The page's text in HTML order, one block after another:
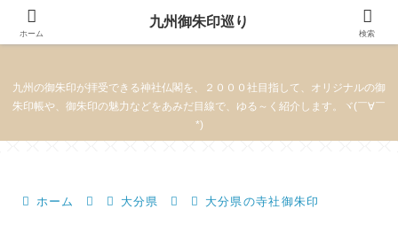
九州御朱印巡り
九州の御朱印が拝受できる神社仏閣を、２０００社目指して、オリジナルの御
朱印帳や、御朱印の魅力などをあみだ目線で、ゆる～く紹介します。ヾ(￣∀￣
*)
ホーム 大分県 大分県の寺社御朱印
ホーム
九州御朱印巡り
検索